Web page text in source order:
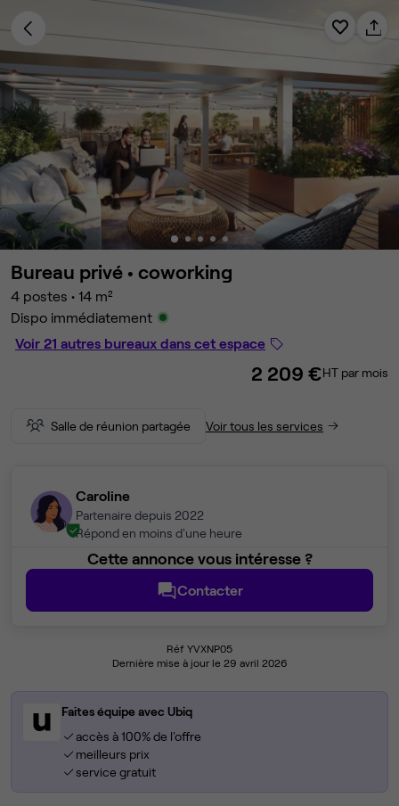
Bureau privé • coworking
4 postes • 14 m²
Dispo immédiatement
Voir 21 autres bureaux dans cet espace
2 209 €HT par mois
Salle de réunion partagée Voir tous les services
Caroline
Partenaire depuis 2022
Répond en moins d'une heure
Cette annonce vous intéresse ?
Contacter
Réf YVXNP05
Dernière mise à jour le 29 avril 2026
Faites équipe avec Ubiq
accès à 100% de l'offre
meilleurs prix
service gratuit